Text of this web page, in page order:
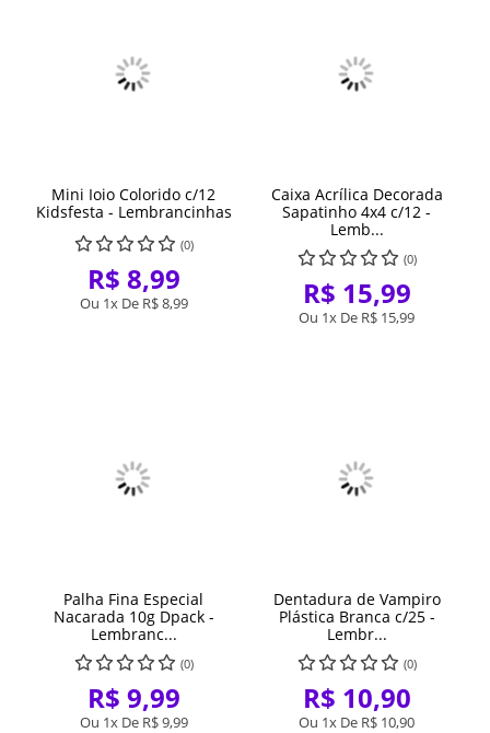
Mini Ioio Colorido c/12
Kidsfesta - Lembrancinhas
(0)
R$ 8,99
Ou 1x De R$ 8,99
Caixa Acrílica Decorada
Sapatinho 4x4 c/12 -
Lemb...
(0)
R$ 15,99
Ou 1x De R$ 15,99
Palha Fina Especial
Nacarada 10g Dpack -
Lembranc...
(0)
R$ 9,99
Ou 1x De R$ 9,99
Dentadura de Vampiro
Plástica Branca c/25 -
Lembr...
(0)
R$ 10,90
Ou 1x De R$ 10,90